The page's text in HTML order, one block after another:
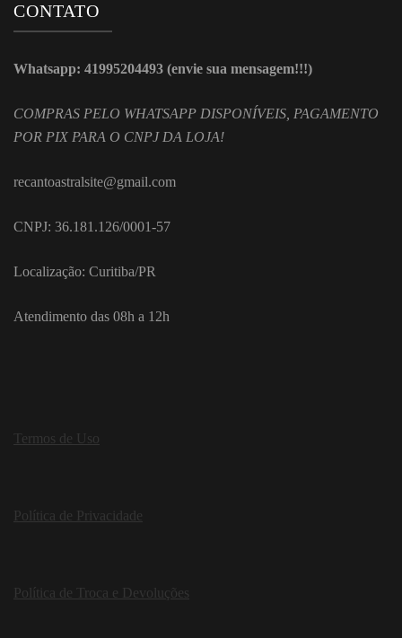
CONTATO
Whatsapp: 41995204493 (envie sua mensagem!!!)
COMPRAS PELO WHATSAPP DISPONÍVEIS, PAGAMENTO
POR PIX PARA O CNPJ DA LOJA!
recantoastralsite@gmail.com
CNPJ: 36.181.126/0001-57
Localização: Curitiba/PR
Atendimento das 08h a 12h
Termos de Uso
Política de Privacidade
Política de Troca e Devoluções